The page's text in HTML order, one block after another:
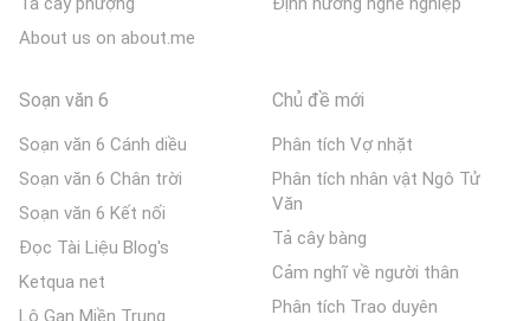
About us on about.me
Soạn văn 6
Soạn văn 6 Cánh diều
Soạn văn 6 Chân trời
Soạn văn 6 Kết nối
Đọc Tài Liệu Blog's
Ketqua net
Lô Gan Miền Trung
Chủ đề mới
Phân tích Vợ nhặt
Phân tích nhân vật Ngô Tử
Văn
Tả cây bàng
Cảm nghĩ về người thân
Phân tích Trao duyên